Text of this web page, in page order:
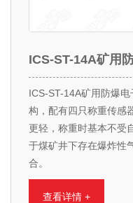
ICS-ST-14A矿用
ICS-ST-14A矿用防爆
构，配有四只称重传感
更轻，称重时基本不受
于煤矿井下存在爆炸性
合。
查看详情 +